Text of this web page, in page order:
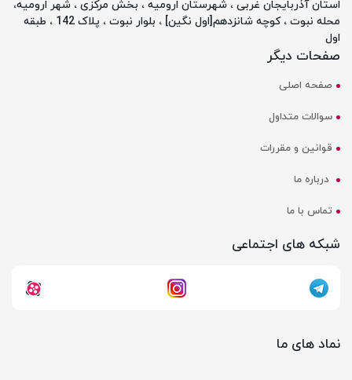
استان آذربایجان غربی ، شهرستان ارومیه ، بخش مرکزی ، شهر ارومیه،
محله نبوت ، کوچه شانزدهم[اول نگین] ، بلوار نبوت ، پلاک 142 ، طبقه
اول
صفحات دیگر
صفحه اصلی
سوالات متداول
قوانین و مقررات
درباره ما
تماس با ما
شبکه های اجتماعی
نماد های ما